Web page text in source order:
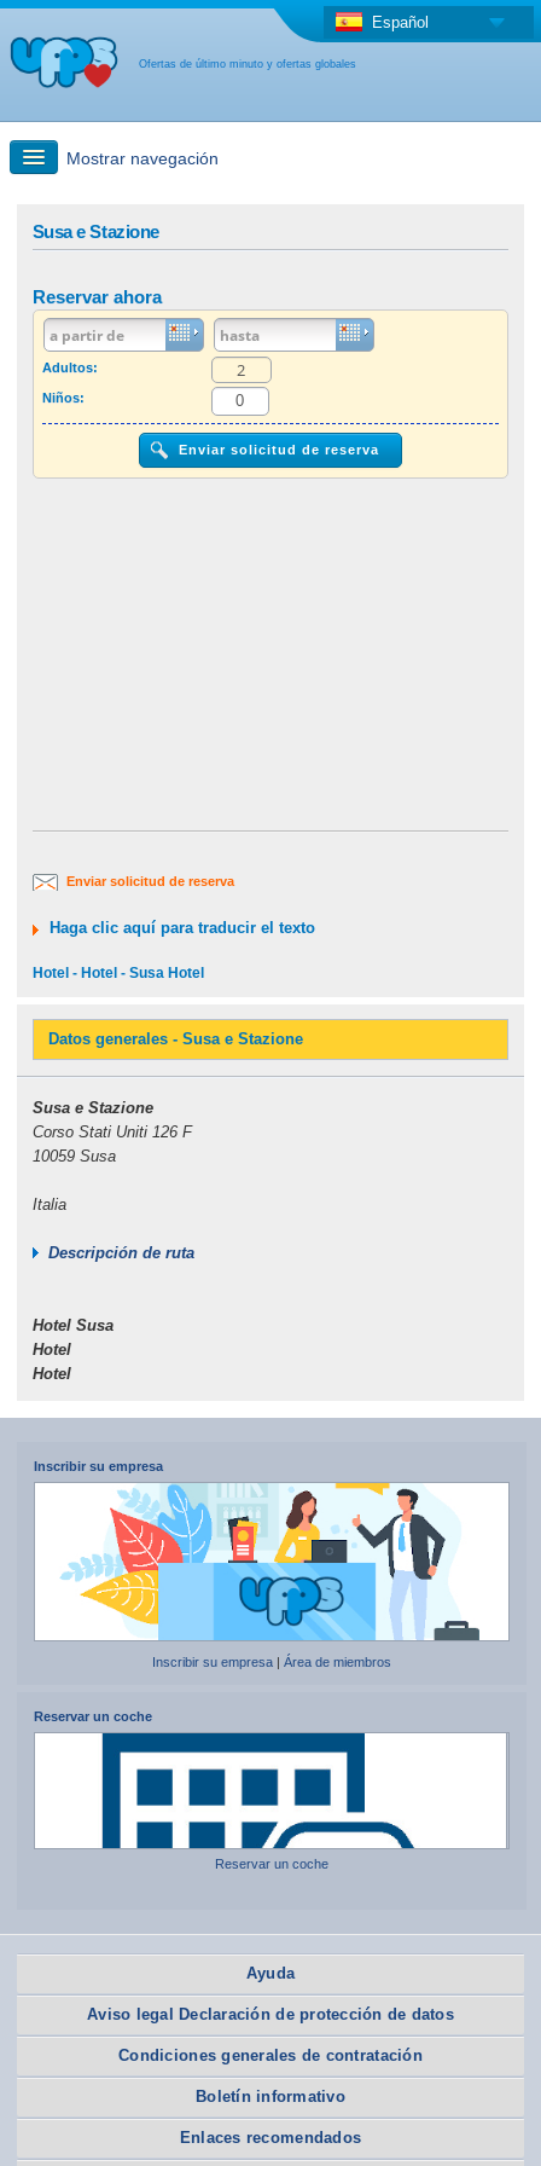
Ofertas de último minuto y ofertas globales
Español
Mostrar navegación
Oferta de última hora + Oferta global
otro país
Susa e Stazione
Reservar ahora
Adultos:
Niños:
Enviar solicitud de reserva
Haga clic aquí para traducir el texto
Hotel - Hotel - Susa Hotel
Datos generales - Susa e Stazione
Susa e Stazione
Corso Stati Uniti 126 F
10059 Susa
Italia
Descripción de ruta
Hotel Susa
Hotel
Hotel
Inscribir su empresa
Inscribir su empresa| Área de miembros
Reservar un coche
Reservar un coche
Ayuda
Aviso legal Declaración de protección de datos
Condiciones generales de contratación
Boletín informativo
Enlaces recomendados